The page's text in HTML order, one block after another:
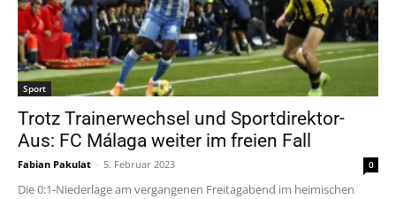
Sport
Trotz Trainerwechsel und Sportdirektor-
Aus: FC Málaga weiter im freien Fall
Fabian Pakulat - 5. Februar 2023 0
Die 0:1-Niederlage am vergangenen Freitagabend im heimischen